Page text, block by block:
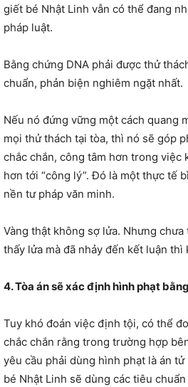
giết bé Nhật Linh vẫn có thể đang
pháp luật.
Bằng chứng DNA phải được thử
chuẩn, phản biện nghiêm ngặt nhất.
Nếu nó đứng vững một cách quang
mọi thử thách tại tòa, thì nó sẽ góp
chắc chắn, công tâm hơn trong việc
hơn tới “công lý”. Đó là một thực tế
nền tư pháp văn minh.
Vàng thật không sợ lửa. Nhưng chưa
thấy lửa mà đã nhảy đến kết luận thì
4. Tòa án sẽ xác định hình phạt
Tuy khó đoán việc định tội, có thể
chắc chắn rằng trong trường hợp
yêu cầu phải dùng hình phạt là án
bé Nhật Linh sẽ dùng các tiêu